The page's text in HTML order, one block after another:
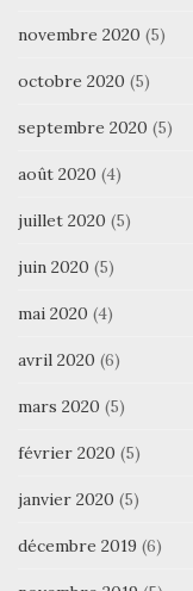
novembre 2020 (5)
octobre 2020 (5)
septembre 2020 (5)
août 2020 (4)
juillet 2020 (5)
juin 2020 (5)
mai 2020 (4)
avril 2020 (6)
mars 2020 (5)
février 2020 (5)
janvier 2020 (5)
décembre 2019 (6)